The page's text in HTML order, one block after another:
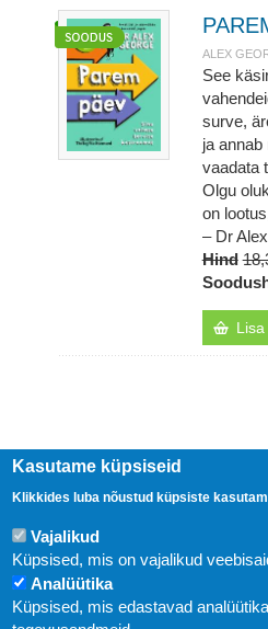
ALEX
See
surve,
ja annab
vaadata
Olgu
on
– Dr Alex
Hind
Kasutame küpsiseid
Klikkides luba nõustud küpsiste
Vajalikud
Küpsised, mis on vajalikud
Analüütika
Küpsised, mis edastavad